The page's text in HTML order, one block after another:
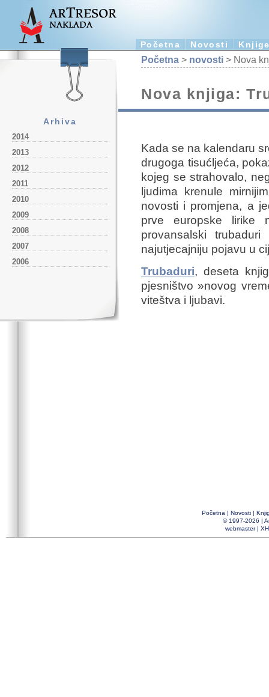
Početna Novosti
Arhiva
2014
2013
2012
2011
2010
2009
2008
2007
2006
Početna > novosti > Nova
Nova knjiga:
Kada se na kalendaru
drugoga tisućljeća,
kojeg se strahovalo,
ljudima krenule
novosti i promjena, a
prve europske lirike
provansalski
najutjecajniju pojavu u
Trubaduri, deseta
pjesništvo »novog
viteštva i ljubavi.
Početna | Novosti |
© 1997-2026 |
webmaster|